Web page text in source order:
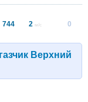
744 2 м/с 0
Верхний